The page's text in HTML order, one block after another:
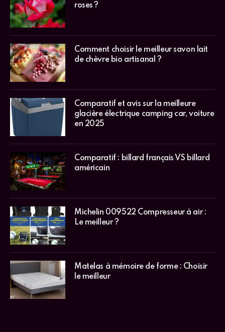
roses ?
Comment choisir le meilleur savon lait
de chèvre bio artisanal ?
Comparatif et avis sur la meilleure
glacière électrique camping car, voiture
en 2025
Comparatif : billard français VS billard
américain
Michelin 009522 Compresseur à air :
Le meilleur ?
Matelas à mémoire de forme : Choisir
le meilleur